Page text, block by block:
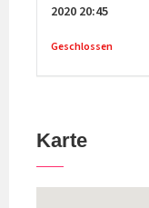
2020 20:45
Geschlossen
Karte